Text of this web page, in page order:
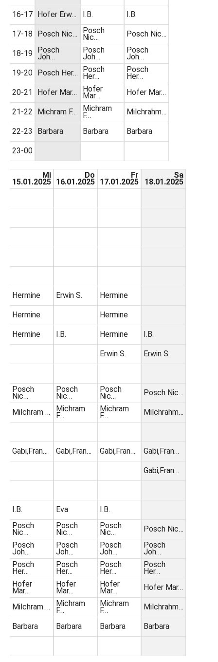
16-17
17-18
18-19
19-20
20-21
21-22
22-23
23-00
Hofer Erw…
Posch Nic…
Posch
Joh…
Posch Her…
Hofer Mar…
Michram F…
Barbara
I.B.
Posch
Nic…
Posch
Joh…
Posch
Her…
Hofer
Mar…
Michram
F…
Barbara
I.B.
Posch Nic…
Posch
Joh…
Posch
Her…
Hofer Mar…
Milchrahm…
Barbara
Mi
15.01.2025
Hermine
Hermine
Hermine
Posch
Nic…
Milchram …
Gabi,Fran…
I.B.
Posch
Nic…
Posch
Joh…
Posch
Her…
Hofer
Mar…
Milchram …
Barbara
Do
16.01.2025
Erwin S.
I.B.
Posch
Nic…
Michram
F…
Gabi,Fran…
Eva
Posch
Nic…
Posch
Joh…
Posch
Her…
Hofer
Mar…
Michram
F…
Barbara
Fr
17.01.2025
Hermine
Hermine
Hermine
Erwin S.
Posch
Nic…
Michram
F…
Gabi,Fran…
I.B.
Posch
Nic…
Posch
Joh…
Posch
Her…
Hofer
Mar…
Michram
F…
Barbara
Sa
18.01.2025
I.B.
Erwin S.
Posch Nic…
Milchrahm…
Gabi,Fran…
Gabi,Fran…
Posch Nic…
Posch
Joh…
Posch
Her…
Hofer Mar…
Milchrahm…
Barbara